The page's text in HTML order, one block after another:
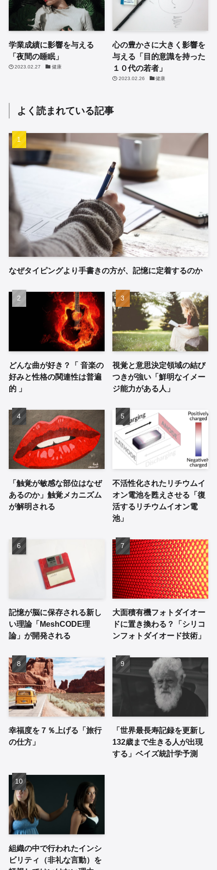
学業成績に影響を与える
「夜間の睡眠」
2023.02.27 健康
心の豊かさに大きく影響を
与える「目的意識を持った
１０代の若者」
2023.02.26 健康
よく読まれている記事
なぜタイピングより手書きの方が、記憶に定着するのか
どんな曲が好き？「 音楽の
好みと性格の関連性は普遍
的 」
視覚と意思決定領域の結び
つきが強い「鮮明なイメー
ジ能力がある人」
「触覚が敏感な部位はなぜ
あるのか」触覚メカニズム
が解明される
不活性化されたリチウムイ
オン電池を甦えさせる「復
活するリチウムイオン電
池」
記憶が脳に保存される新し
い理論「MeshCODE理
論」が開発される
大面積有機フォトダイオー
ドに置き換わる？「シリコ
ンフォトダイオード技術」
幸福度を７％上げる「旅行
の仕方」
「世界最長寿記録を更新し
132歳まで生きる人が出現
する」ベイズ統計学予測
組織の中で行われたインシ
ビリティ（非礼な言動）を